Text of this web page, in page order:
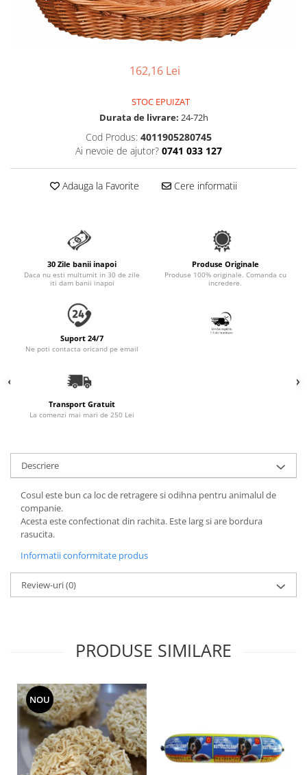
Pungi Igienice Pentru Câini
Soluții de Curațat, Repelente,
Atractante și Parfumuri
Hamuri pentru Câini
Patuțuri și Coșuri pentru Câini
Cuști și Genți Transport pentru
Jucării pentru Câini
Îmbrăcăminte și Încălțăminte
Accesorii Auto & Bicicletă
Accesorii Acasă și Mobilier
Dresaj & Sport
Patuțuri, Iglu și Ansambluri Sisal
pentru Pisici
Cuști transport pentru Pisici162,16 Lei
STOC EPUIZAT
Durata de livrare: 24-72h
Cod Produs: 4011905280745
Ai nevoie de ajutor? 0741 033 127
Adauga la Favorite Cere informatii
30 Zile banii inapoi
Daca nu esti multumit in 30 de zile
iti dam banii inapoi
Produse Originale
Produse 100% originale. Comanda cu
incredere.
Suport 24/7
Ne poti contacta oricand pe email
Transport Gratuit
La comenzi mai mari de 250 Lei
Descriere
Cosul este bun ca loc de retragere si odihna pentru animalul de
companie.
Acesta este confectionat din rachita. Este larg si are bordura
rasucita.
Informatii conformitate produs
Review-uri(0)
PRODUSE SIMILARE
NOU